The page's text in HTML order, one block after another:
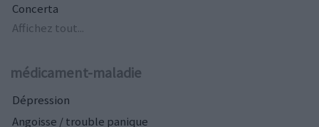
Concerta
Affichez tout...
médicament-maladie
Dépression
Angoisse / trouble panique